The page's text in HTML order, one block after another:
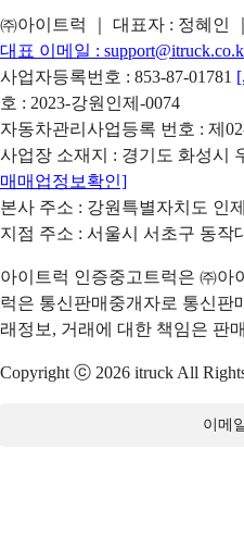
㈜아이트럭 ｜ 대표자 : 정혜인
대표 이메일 :
사업자등록번호 : 853-87-01781
호 : 2023-강원인제-0074
자동차관리사업등록 번호 : 제
사업장 소재지 : 경기도 화성시
매매업정보확인]
본사 주소 : 강원특별자치도 인
지점 주소 : 서울시 서초구 동작
아이트럭 인증중고트럭은 ㈜아
럭은 통신판매중개자로 통신판
래정보, 거래에 대한 책임은 판
Copyright ⓒ 2026 itruck All
이메